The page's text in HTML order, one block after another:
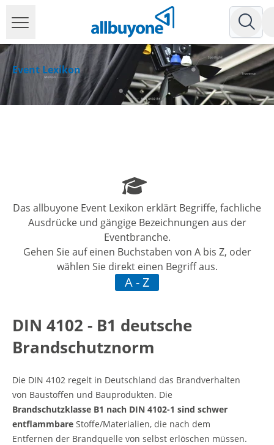
Event Lexikon
Das allbuyone Event Lexikon erklärt Begriffe, fachliche
Ausdrücke und gängige Bezeichnungen aus der
Eventbranche.
Gehen Sie auf einen Buchstaben von A bis Z, oder
wählen Sie direkt einen Begriff aus.
A - Z
DIN 4102 - B1 deutsche
Brandschutznorm
Die DIN 4102 regelt in Deutschland das Brandverhalten
von Baustoffen und Bauprodukten. Die
Brandschutzklasse B1 nach DIN 4102-1 sind schwer
entflammbare Stoffe/Materialien, die nach dem
Entfernen der Brandquelle von selbst erlöschen müssen.